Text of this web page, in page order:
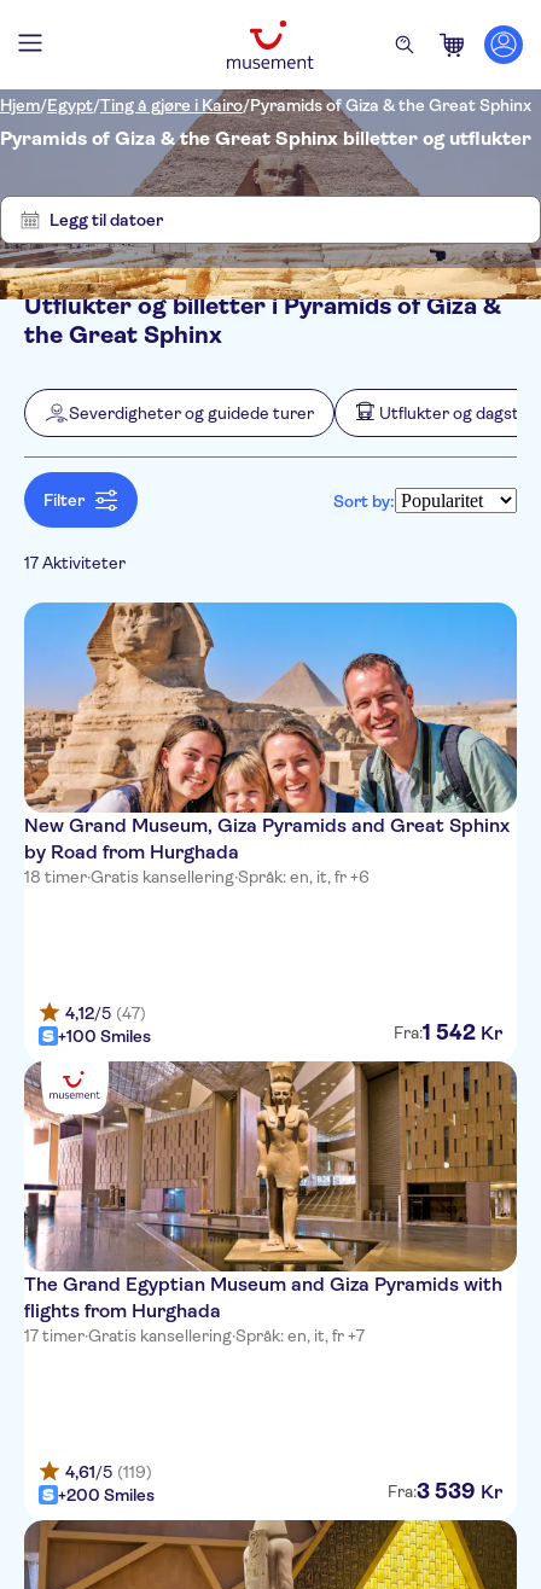
Hjem/Egypt/Ting å gjøre i Kairo/Pyramids of Giza & the Great Sphinx
Pyramids of Giza & the Great Sphinx billetter og utflukter
Legg til datoer
FiltersPris (voksen)
Min NOK Max NOK
Upphämtning på hotellet
NO-PICKUP
Inngangsbilletter inkludert
Øyeblikkelig bekreftelse
Guidet rundtur
Elektronisk billett
Gratis kansellering
Lokalt særpreg
Skip the line
Privat rundtur
Kategorier
Severdigheter og guidede
turer
Museer
Utflukter og dagsturer
Kultur og historie
kunstgallerier
Byrundturer
Aktiviteter
Aktivitetsspråk
Arabic
German
English
French
Dutch
Polish
Russian
Japanese
17
resultater
Utflukter og billetter i Pyramids of Giza &
the Great Sphinx
Severdigheter og guidede turer Utflukter og
Filter Sort by:
17 Aktiviteter
New Grand Museum, Giza Pyramids and Great Sphinx
by Road from Hurghada
18 timer·Gratis kansellering·Språk: en, it, fr +6
4,12/5 (47)
+100 Smiles
Fra:1 542 Kr
The Grand Egyptian Museum and Giza Pyramids with
flights from Hurghada
17 timer·Gratis kansellering·Språk: en, it, fr +7
4,61/5 (119)
+200 Smiles
Fra:3 539 Kr